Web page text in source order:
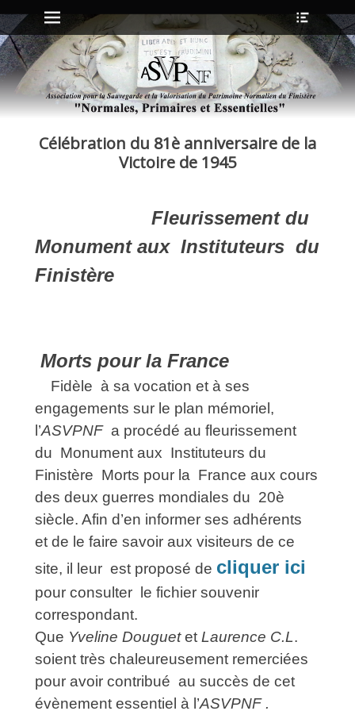
Menu principal
Aller
au
contenu
l’en-
tête
Célébration du 81è anniversaire de la
Victoire de 1945
Fleurissement du
Monument aux Instituteurs du
Finistère
Morts pour la France
Fidèle à sa vocation et à ses
engagements sur le plan mémoriel,
l’ASVPNF a procédé au fleurissement
du Monument aux Instituteurs du
Finistère Morts pour la France aux cours
des deux guerres mondiales du 20è
siècle. Afin d’en informer ses adhérents
et de le faire savoir aux visiteurs de ce
site, il leur est proposé de cliquer ici
pour consulter le fichier souvenir
correspondant.
Que Yveline Douguetet Laurence C.L.
soient très chaleureusement remerciées
pour avoir contribué au succès de cet
évènement essentiel à l’ASVPNF .